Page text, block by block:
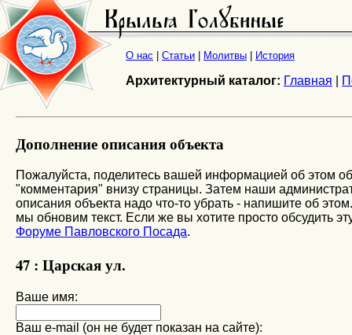
О нас Статьи Молитвы История
Архитектурный каталог: Главная
Дополнение описания объекта
Пожалуйста, поделитесь вашей информацией об этом
"комментария" внизу страницы. Затем наши
описания объекта надо что-то убрать - напишите об
мы обновим текст. Если же вы хотите просто обсудить
Форуме Павловского Посада.
47 : Царская ул.
Ваше имя:
Ваш e-mail (он не будет показан на сайте):